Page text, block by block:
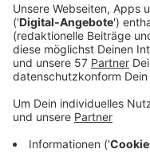
Ein Promi, keine
Gegenstände
Anzeige
Wenn ein Popstar,